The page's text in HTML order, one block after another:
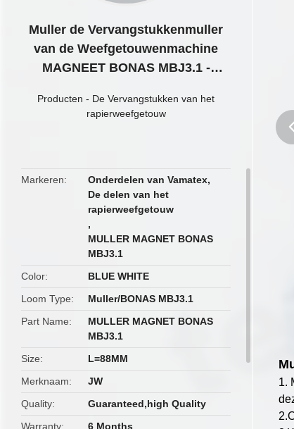
Muller de Vervangstukkenmuller
van de Weefgetouwenmachine
MAGNEET BONAS MBJ3.1 -
Producten - De Vervangstukken van het
rapierweefgetouw
Markeren Onderdelen van Vamatex,
De delen van het
rapierweefgetouw
,
MULLER MAGNET BONAS
MBJ3.1
Color
BLUE WHITE
Loom Type
Muller/BONAS MBJ3.1
Part Name
MULLER MAGNET BONAS
MBJ3.1
Size
L=88MM
Merknaam
JW
Quality
Guaranteed,high Quality
Warranty
6 Months
1.
2.